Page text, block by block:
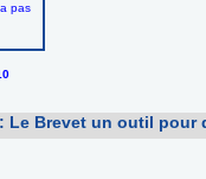
pas
Le Brevet un outil